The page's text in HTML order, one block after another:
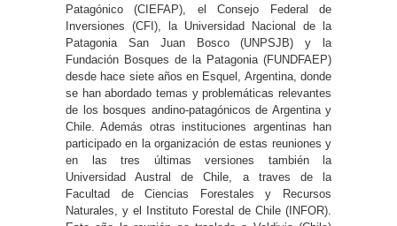
Patagónico (CIEFAP), el Consejo Federal de
Inversiones (CFI), la Universidad Nacional de la
Patagonia San Juan Bosco (UNPSJB) y la
Fundación Bosques de la Patagonia (FUNDFAEP)
desde hace siete años en Esquel, Argentina, donde
se han abordado temas y problemáticas relevantes
de los bosques andino-patagónicos de Argentina y
Chile. Además otras instituciones argentinas han
participado en la organización de estas reuniones y
en las tres últimas versiones también la
Universidad Austral de Chile, a traves de la
Facultad de Ciencias Forestales y Recursos
Naturales, y el Instituto Forestal de Chile (INFOR).